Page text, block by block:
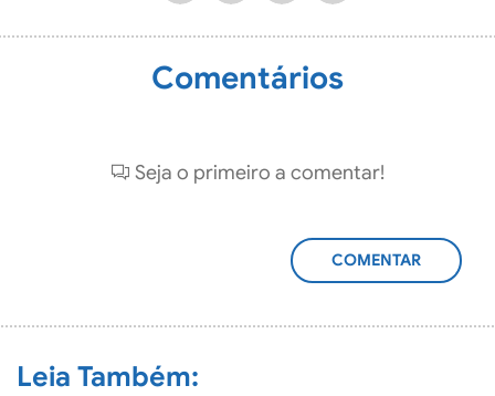
Comentários
Seja o primeiro a comentar!
ADICIONAR
Leia Também: